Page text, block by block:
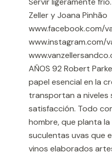
Zeller y Joana Pinhão
www.facebook.com/
www.instagram.com/
AÑOS 92 Robert
papel esencial en la
transportan a niveles
satisfacción. Todo
hombre, que planta
suculentas uvas que
vinos elaborados